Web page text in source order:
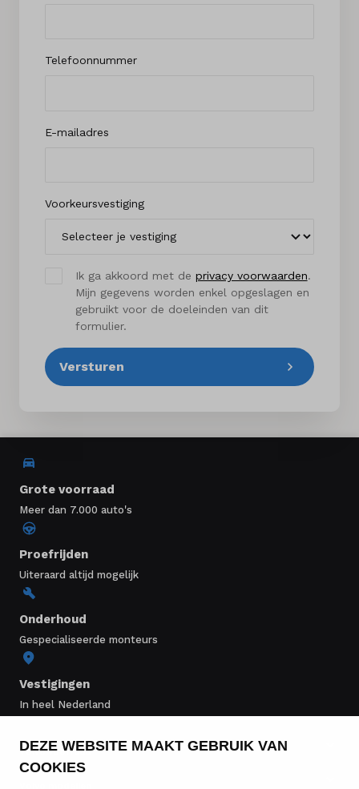
DEZE WEBSITE MAAKT GEBRUIK VAN
COOKIES
Telefoonnummer
E-mailadres
Voorkeursvestiging
Ik ga akkoord met de privacy voorwaarden.
Mijn gegevens worden enkel opgeslagen en
gebruikt voor de doeleinden van dit
formulier.
Versturen
Grote voorraad
Meer dan 7.000 auto's
Proefrijden
Uiteraard altijd mogelijk
Onderhoud
Gespecialiseerde monteurs
Vestigingen
In heel Nederland
Volvo voorraad